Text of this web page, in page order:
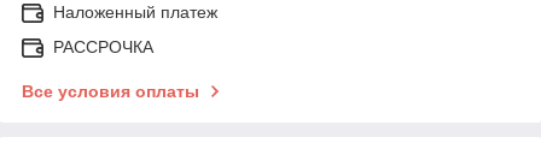
Наложенный платеж
РАССРОЧКА
Все условия оплаты